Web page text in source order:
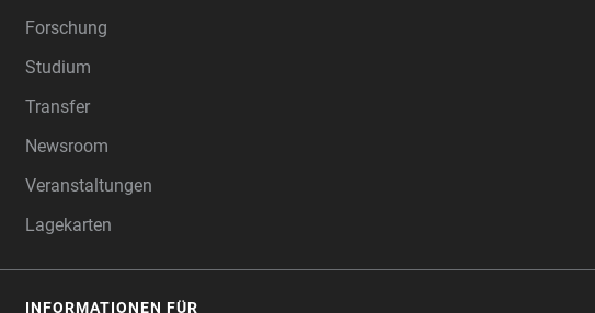
Forschung
Studium
Transfer
Newsroom
Veranstaltungen
Lagekarten
INFORMATIONEN FÜR